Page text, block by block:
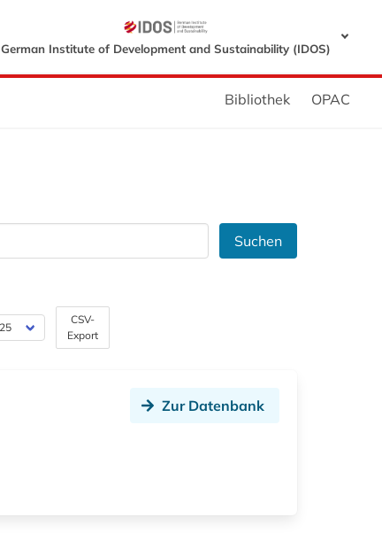
German Institute of Development and Sustainability (IDOS)
Bibliothek OPAC
Suchen
CSV-
Export
Zur Datenbank